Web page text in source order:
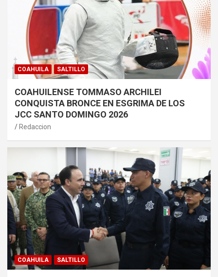
COAHUILA SALTILLO
COAHUILENSE TOMMASO ARCHILEI
CONQUISTA BRONCE EN ESGRIMA DE LOS
JCC SANTO DOMINGO 2026
Redaccion
COAHUILA SALTILLO